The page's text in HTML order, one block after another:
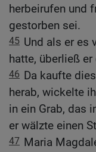
herbeirufen und
gestorben sei.
45 Und als er es
hatte, überließ
46 Da kaufte
herab, wickelte
in ein Grab, das
er wälzte einen
47 Maria